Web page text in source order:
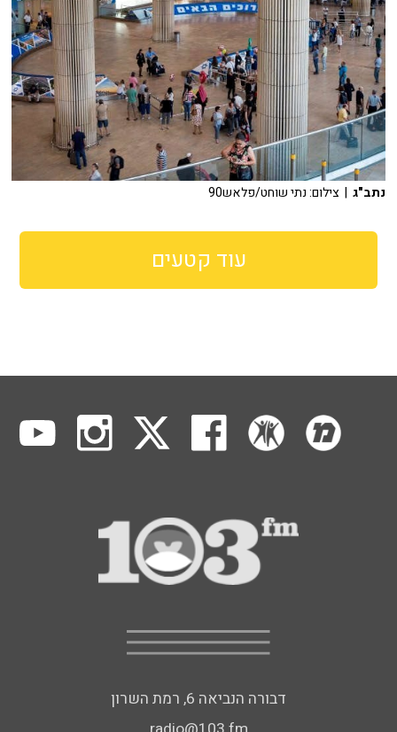
נתב"ג | צילום: נתי שוחט/פלאש90
עוד קטעים
דבורה הנביאה 6, רמת השרון